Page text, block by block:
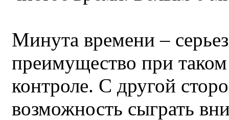
Минута времени –
преимущество при
контроле. С другой
возможность сыграть